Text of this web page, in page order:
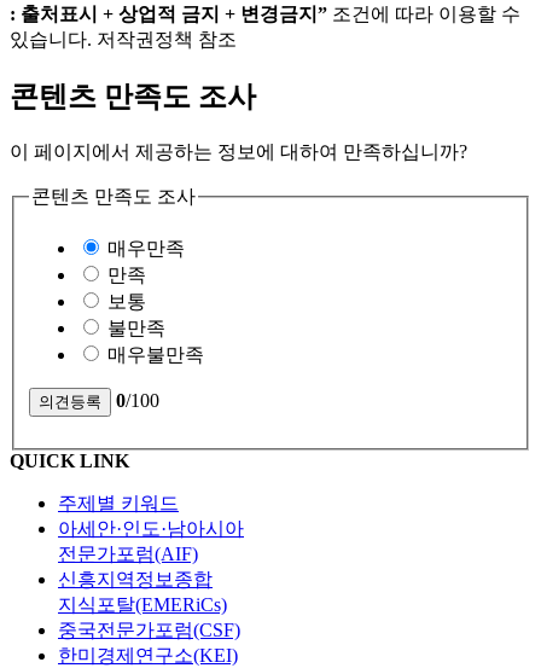
: 출처표시 + 상업적 금지 + 변경금지” 조건에 따라 이용할 수
있습니다. 저작권정책 참조
콘텐츠 만족도 조사
이 페이지에서 제공하는 정보에 대하여 만족하십니까?
콘텐츠 만족도 조사
매우만족
만족
보통
불만족
매우불만족
0/100
QUICK LINK
주제별 키워드
아세안·인도·남아시아
전문가포럼(AIF)
신흥지역정보종합
지식포탈(EMERiCs)
중국전문가포럼(CSF)
한미경제연구소(KEI)